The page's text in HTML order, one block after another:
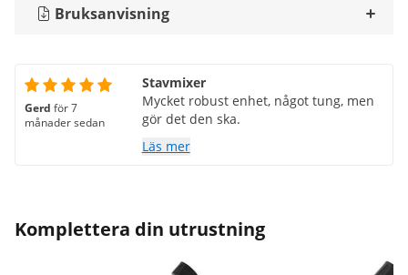
Bruksanvisning
Gerd för 7
månader sedan
Stavmixer
Mycket robust enhet, något tung, men
gör det den ska.
Läs mer
Komplettera din utrustning